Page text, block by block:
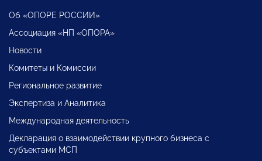
Об «ОПОРЕ РОССИИ»
Ассоциация «НП «ОПОРА»
Новости
Комитеты и Комиссии
Региональное развитие
Экспертиза и Аналитика
Международная деятельность
Декларация о взаимодействии крупного бизнеса с
субъектами МСП